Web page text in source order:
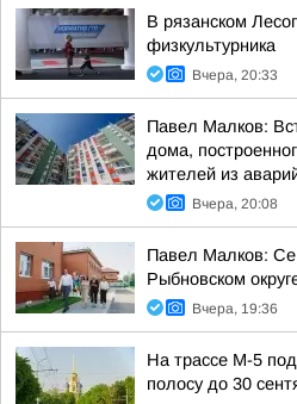
В рязанском
физкультурника
Вчера, 20:33
Павел Малков:
дома,
жителей из
Вчера, 20:08
Павел Малков:
Рыбновском
Вчера, 19:36
На трассе М-5
полосу до 30